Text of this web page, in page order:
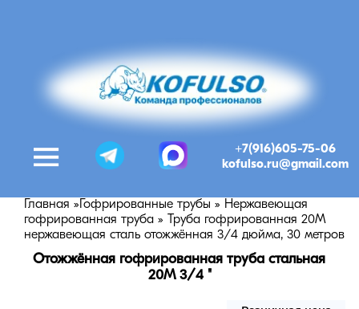
+7(916)605-75-06
kofulso.ru@gmail.com
Главная » Гофрированные трубы » Нержавеющая
гофрированная труба »
Труба гофрированная 20М
нержавеющая сталь отожжённая 3/4 дюйма, 30 метров
Отожжённая гофрированная труба стальная
20M 3/4 "